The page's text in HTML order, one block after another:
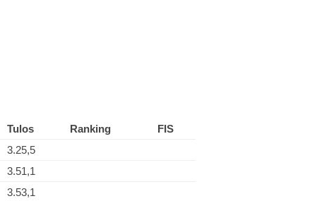
Tulos Ranking
FIS
3.25,5
3.51,1
3.53,1